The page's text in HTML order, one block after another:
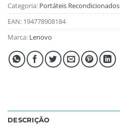
Categoria: Portáteis Recondicionados
EAN: 194778908184
Marca: Lenovo
DESCRIÇÃO